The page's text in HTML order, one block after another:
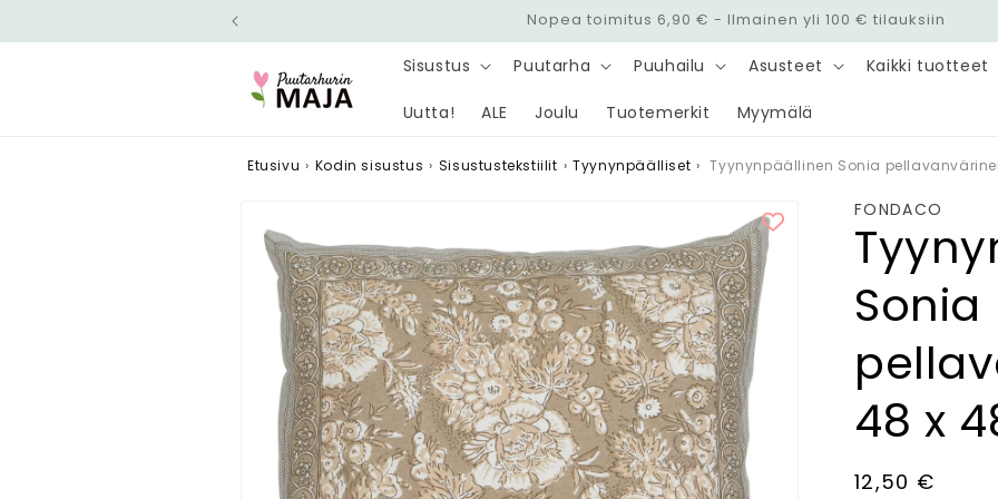
sisältöön
Nopea toimitus 6,90 € - Ilmainen yli 100 € tilauksiin
Sisustus Puutarha Puuhailu Asusteet Kaikki tuotteet
Uutta! ALE Joulu Tuotemerkit Myymälä
Etusivu › Kodin sisustus › Sisustustekstiilit › Tyynynpäälliset › Tyynynpäällinen Sonia
tuotetietoihin
FONDACO
Sonia
48 x
12,50 €